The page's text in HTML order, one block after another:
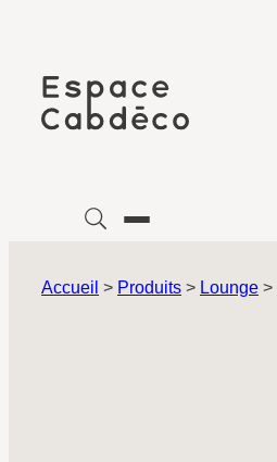
contenu
Accueil > Produits > Lounge >